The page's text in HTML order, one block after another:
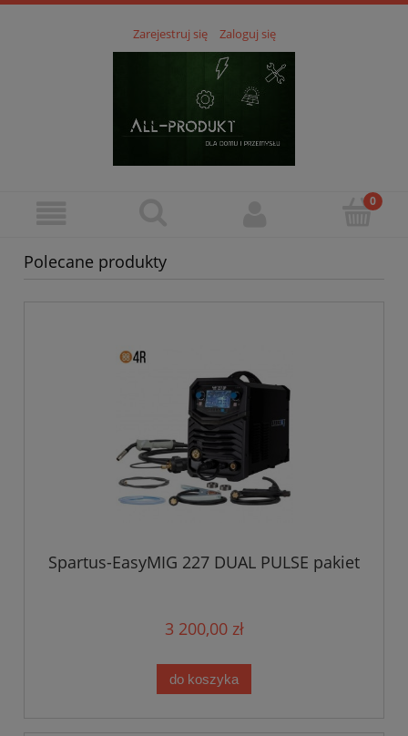
Zarejestruj się Zaloguj się
Polecane produkty
Spartus-EasyMIG 227 DUAL PULSE pakiet
3 200,00 zł
do koszyka